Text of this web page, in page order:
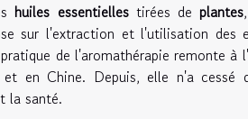
huiles essentiellestirées de plantes
sur l'extraction et l'utilisation des
de l'aromathérapie remonte à
en Chine. Depuis, elle n'a cessé
la santé.